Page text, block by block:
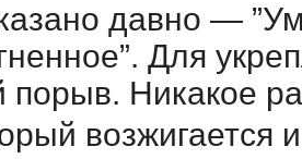
давно —
Для
порыв. Никакое
возжигается